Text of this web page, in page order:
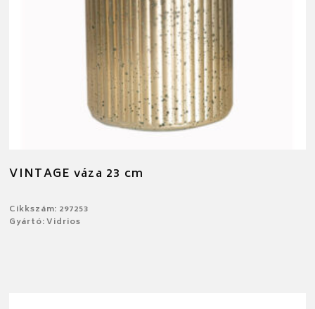
VINTAGE váza 23 cm
Cikkszám: 297253
Gyártó: Vidrios